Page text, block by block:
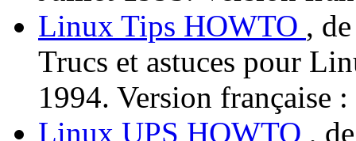
Linux Tips HOWTO ,
Trucs et astuces pour
1994. Version française
Linux UPS HOWTO ,